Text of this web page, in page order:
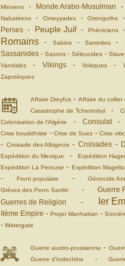
Minoens - Monde Arabo-Musulman -
Nabatéens - Omeyyades-Ostrogoths
Perses - Peuple Juif- Phéniciens
Romains - Sabins-Samnites -
Sassanides -Saxons -Séleucides -
Vandales - Vikings-Volsques -
Zapotèques
Affaire Dreyfus - Affaire du collier
Catastrophe de Tchernobyl -
Colonisation de l'Algérie - Consulat
Crise bouddhiste - Crise de Suez - Crise
- Croisade des Albigeois-Croisades -
Expédition du Mexique -Expédition
Expédition La Perouse - Expédition
- Front populaire -Génocide
Grèves des Penn Sardin - Guerre
Guerres de Religion - Ier
IIème Empire - Projet Manhattan -
- Watergate
Guerre austro-prussienne -
Guerre d'Indochine -